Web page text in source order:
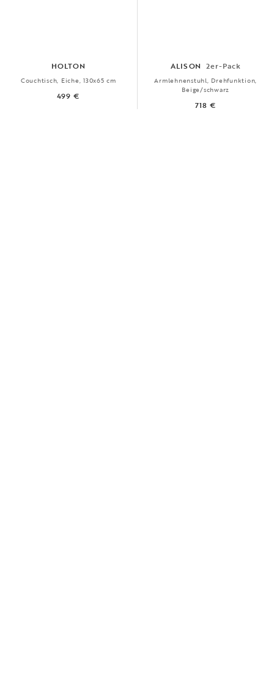
HOLTON
Couchtisch, Eiche, 130x65 cm
499 €
ALISON 2er-Pack
Armlehnenstuhl, Drehfunktion,
Beige/schwarz
718 €